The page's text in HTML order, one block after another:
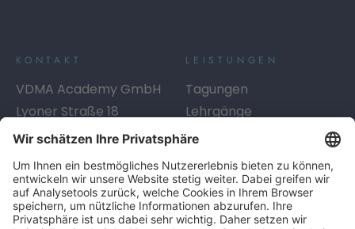
KONTAKT
VDMA Academy GmbH
Lyoner Straße 18
60528Frankfurt am Main
E-Mail:academy@vdma.eu
LEISTUNGEN
Tagungen
Lehrgänge
Seminare
Beratung
SERVICE
Info-Service
LINKS
AGB